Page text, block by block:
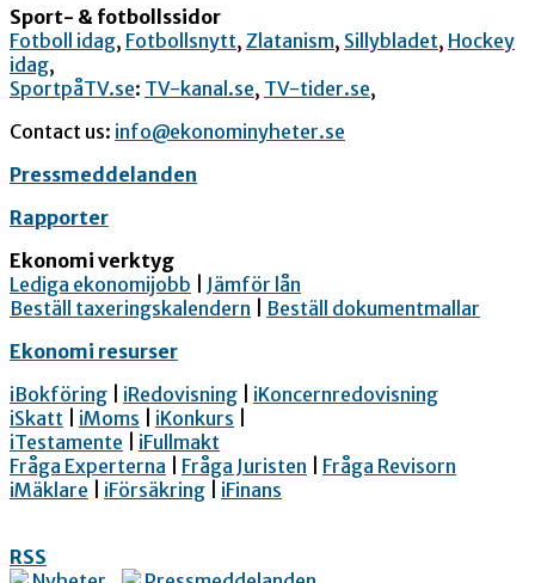
Sport- & fotbollssidor
Fotboll idag, Fotbollsnytt, Zlatanism, Sillybladet, Hockey
idag,
SportpåTV.se: TV-kanal.se, TV-tider.se,
Contact us: info@ekonominyheter.se
Pressmeddelanden
Rapporter
Ekonomi verktyg
Lediga ekonomijobb
Jämför lån
Beställ taxeringskalendern
Beställ dokumentmallar
Ekonomi resurser
iBokföring
iRedovisning
iKoncernredovisning
iSkatt
iMoms iKonkurs
iTestamente
iFullmakt
Fråga Experterna
Fråga Juristen
Fråga Revisorn
iMäklare
iFörsäkring iFinans
RSS